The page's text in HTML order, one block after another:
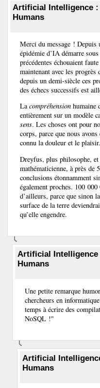
Artificial Intelligence
Humans
Merci du message ! Depuis
épidémie d’IA démarre
précédentes échouaient
maintenant avec les
depuis un demi-siècle ces
des échecs successifs est
Lacompréhension humaine
entièrement sur un modèle
sens. Les choses ont pour
corps, parce que nous
connu la douleur et le plaisir.
Dreyfus, plus philosophe,
mathématicienne, à près de
conclusions étonnamment
également proches. 100
d’ailleurs, parce que sinon
surface de la terre
qu’elle engendre.
Artificial Intelligence
Humans
Une petite remarque
chercheurs en
temps à écrire des
NoSQL !"
Artificial
Humans